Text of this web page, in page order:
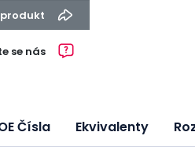
se nás
Čísla Ekvivalenty